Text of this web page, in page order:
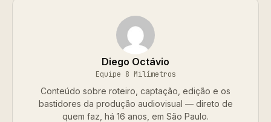
Diego Octávio
Equipe 8 Milímetros
Conteúdo sobre roteiro, captação, edição e os
bastidores da produção audiovisual — direto de
quem faz, há 16 anos, em São Paulo.